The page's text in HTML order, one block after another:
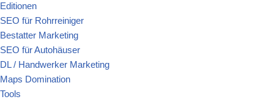
Editionen
SEO für Rohrreiniger
Bestatter Marketing
SEO für Autohäuser
DL / Handwerker Marketing
Maps Domination
Tools